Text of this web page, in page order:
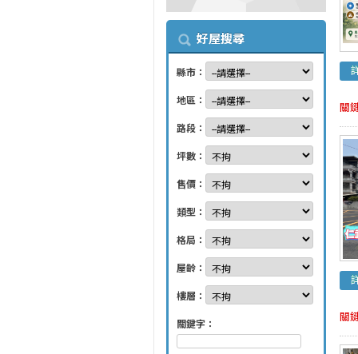
好屋搜尋
縣市：
地區：
路段：
坪數：
售價：
類型：
格局：
屋齡：
樓層：
關鍵字：
關
關